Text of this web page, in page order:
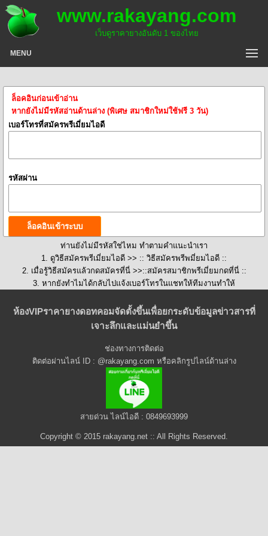
www.rakayang.com
เว็บดูราคายางอันดับ 1 ของไทย
MENU
ล็อคอินก่อนเข้าอ่าน
หากยังไม่มีรหัสอ่านด้านล่าง (พิเศษ สมาชิกใหม่ใช้ฟรี 3 วัน)
เบอร์โทรที่สมัครพรีเมี่ยมไอดี
รหัสผ่าน
ท่านยังไม่มีรหัสใช่ไหม ทำตามคำแนะนำเรา
1. ดูวิธีสมัครพรีเมี่ยมไอดี >> :: วิธีสมัครพรีพมี่ยมไอดี ::
2. เมื่อรู้วิธีสมัครแล้วกดสมัครที่นี่ >>::สมัครสมาชิกพรีเมี่ยมกดที่นี่ ::
3. หากยังทำไมได้กลับไปแจ้งเบอร์โทรในแชทให้ทีมงานทำให้
ห้องVIPราคายางดอทคอมจัดตั้งขึ้นเพื่อยกระดับข้อมูลข่าวสารที่
เจาะลึกและแม่นยำขึ้น
ช่องทางการติดต่อ
ติดต่อผ่านไลน์ ID : @rakayang.com หรือคลิกรูปไลน์ด้านล่าง
สายด่วน ไลน์ไอดี : 0849693999
Copyright © 2015 rakayang.net :: All Rights Reserved.